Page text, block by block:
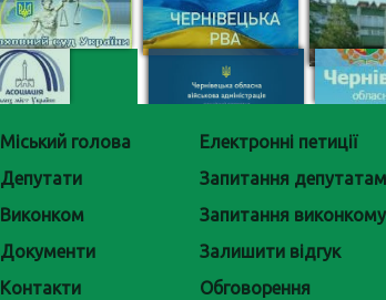
Міський голова
Депутати
Виконком
Документи
Контакти
Електронні петиції
Запитання депутатам
Запитання виконкому
Залишити відгук
Обговорення